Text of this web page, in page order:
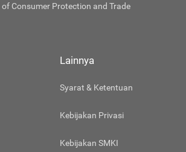
Consumer Protection and Trade
Lainnya
Syarat & Ketentuan
Kebijakan Privasi
Kebijakan SMKI